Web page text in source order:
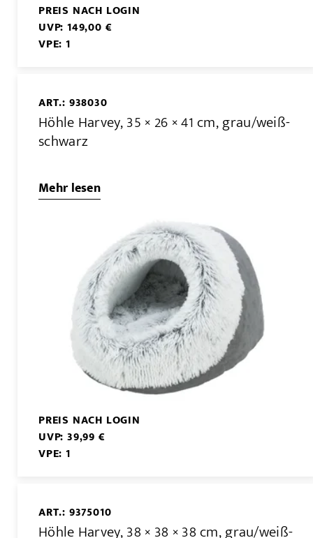
PREIS NACH LOGIN
UVP: 149,00 €
VPE: 1
ART.: 938030
Höhle Harvey, 35 × 26 × 41 cm, grau/weiß-
schwarz
Mehr lesen
PREIS NACH LOGIN
UVP: 39,99 €
VPE: 1
ART.: 9375010
Höhle Harvey, 38 × 38 × 38 cm, grau/weiß-